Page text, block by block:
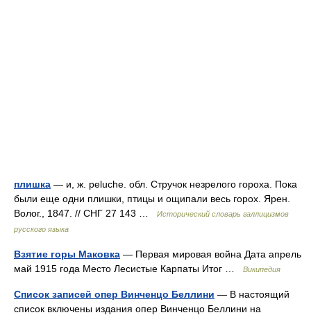
плишка — и, ж. peluche. обл. Стручок незрелого гороха. Пока
были еще одни плишки, птицы и ощипали весь горох. Ярен.
Волог., 1847. // СНГ 27 143 …
Исторический словарь галлицизмов
русского языка
Взятие горы Маковка — Первая мировая война Дата апрель
май 1915 года Место Лесистые Карпаты Итог …
Википедия
Список записей опер Винченцо Беллини — В настоящий
список включены издания опер Винченцо Беллини на